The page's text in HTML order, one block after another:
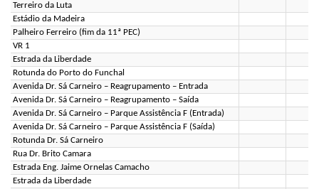
Terreiro da Luta
Estádio da Madeira
Palheiro Ferreiro (fim da 11ª PEC)
VR 1
Estrada da Liberdade
Rotunda do Porto do Funchal
Avenida Dr. Sá Carneiro – Reagrupamento – Entrada
Avenida Dr. Sá Carneiro – Reagrupamento – Saída
Avenida Dr. Sá Carneiro – Parque Assistência F (Entrada)
Avenida Dr. Sá Carneiro – Parque Assistência F (Saída)
Rotunda Dr. Sá Carneiro
Rua Dr. Brito Camara
Estrada Eng. Jaime Ornelas Camacho
Estrada da Liberdade